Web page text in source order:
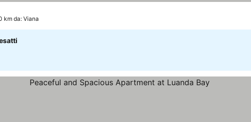
km da: Viana